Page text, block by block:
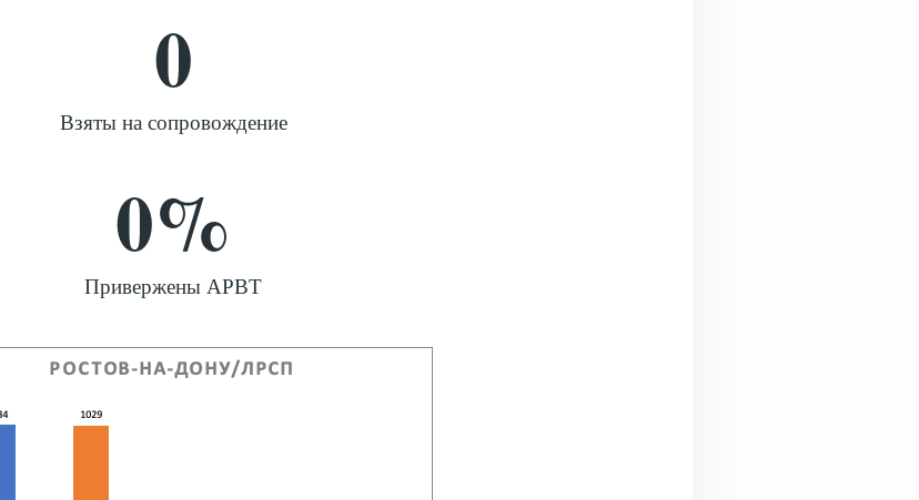
Взяты на сопровождение
0
Привержены АРВТ
0%